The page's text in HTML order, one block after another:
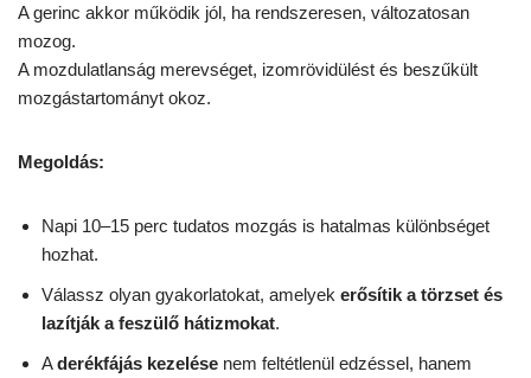
A gerinc akkor működik jól, ha rendszeresen, változatosan
mozog.
A mozdulatlanság merevséget, izomrövidülést és beszűkült
mozgástartományt okoz.
Megoldás:
Napi 10–15 perc tudatos mozgás is hatalmas különbséget
hozhat.
Válassz olyan gyakorlatokat, amelyek erősítik a törzset és
lazítják a feszülő hátizmokat.
Aderékfájás kezelése nem feltétlenül edzéssel, hanem